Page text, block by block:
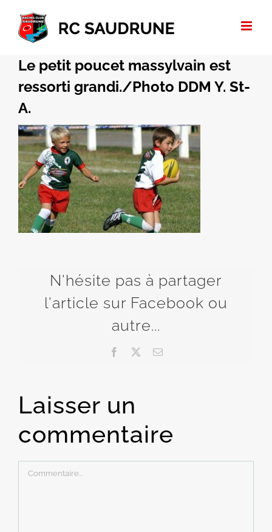
Passer
contenu
Le petit poucet massylvain est
ressorti grandi./Photo DDM Y. St-
A.
N'hésite pas à partager
l'article sur Facebook ou
autre...
Facebook Email
Laisser un
commentaire
Commentaire